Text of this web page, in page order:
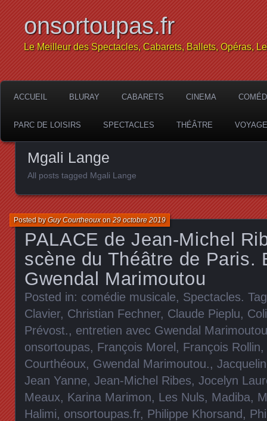
onsortoupas.fr
Le Meilleur des Spectacles, Cabarets, Ballets, Opéras,
ACCUEIL BLURAY CABARETS CINEMA
PARC DE LOISIRS SPECTACLES THÉÂTRE
Mgali Lange
All posts tagged Mgali Lange
PALACE de Jean-Michel
scène du Théâtre de Paris.
Gwendal Marimoutou
Posted byGuy Courtheouxon29 octobre 2019
Posted in: comédie musicale, Spectacles.
Clavier, Christian Fechner, Claude Pieplu,
Prévost., entretien avec Gwendal
onsortoupas, François Morel, François Rollin,
Courthéoux, Gwendal Marimoutou.,
Jean Yanne, Jean-Michel Ribes, Jocelyn
Meaux, Karina Marimon, Les Nuls, Madiba,
Halimi, onsortoupas.fr, Philippe Khorsand,